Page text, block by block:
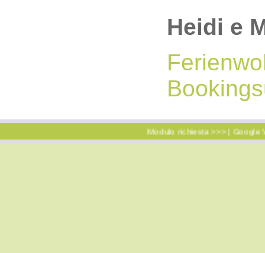
Heidi e
Modulo richiesta >>>|Google Virtual Tour